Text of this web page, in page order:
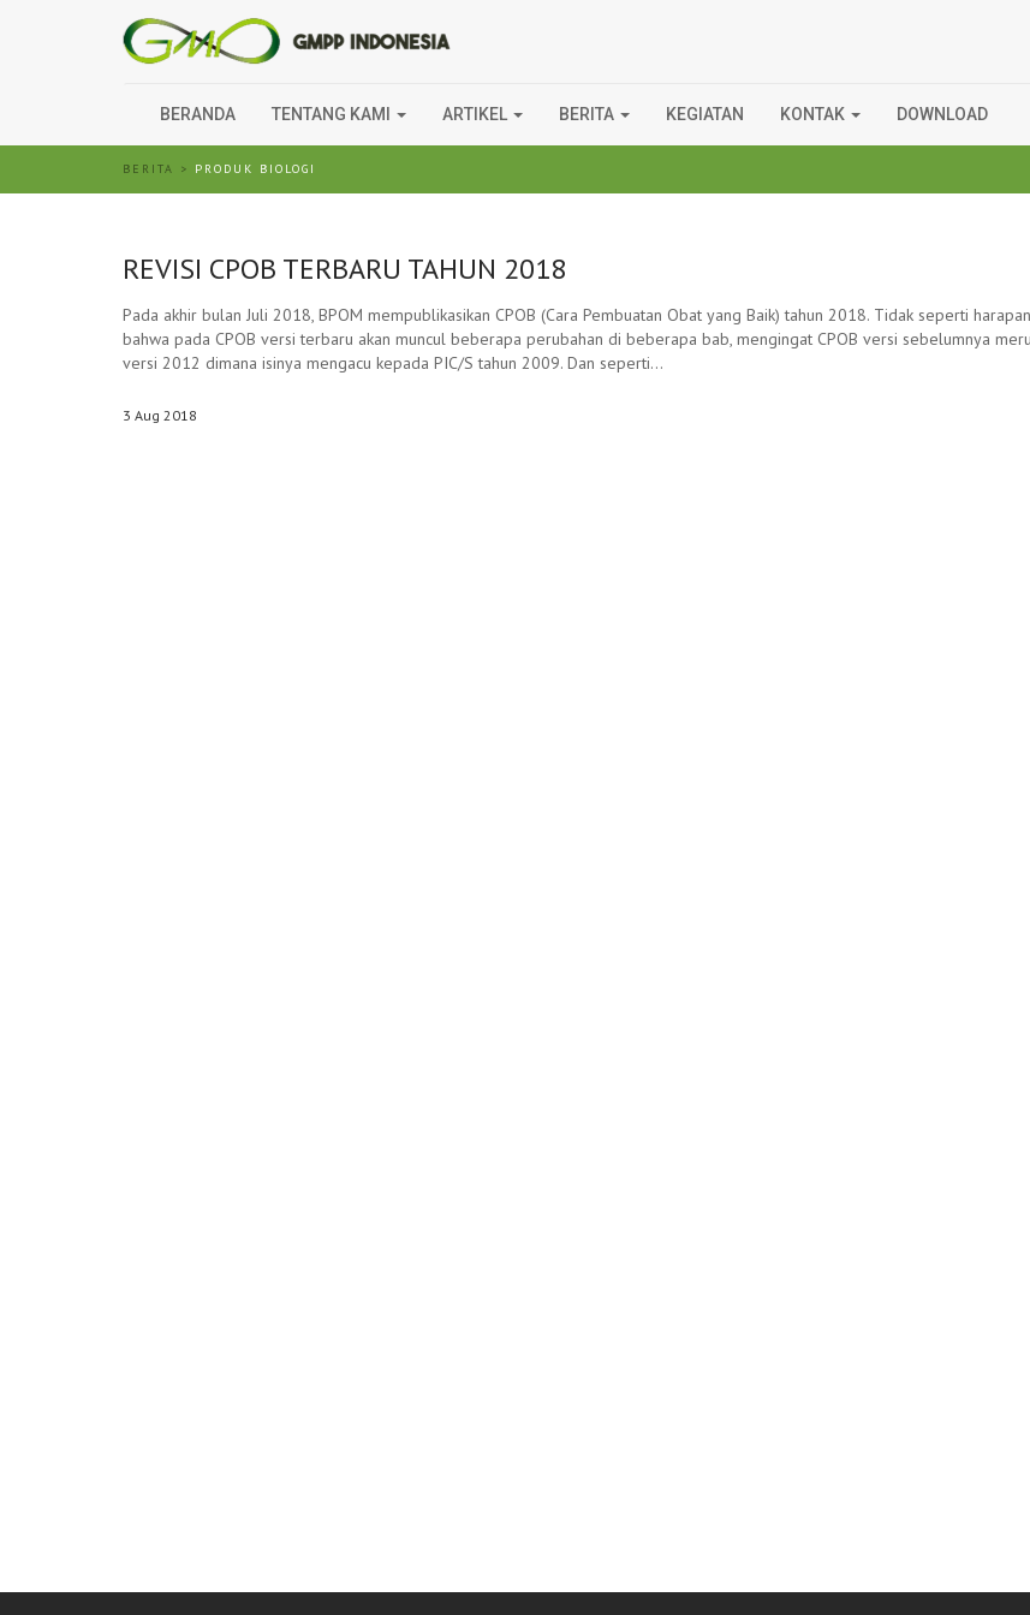
BERANDA TENTANG KAMI ARTIKEL BERITA KEGIATAN KONTAK DOWNLOAD
BERITA > PRODUK BIOLOGI
REVISI CPOB TERBARU TAHUN 2018
Pada akhir bulan Juli 2018, BPOM mempublikasikan CPOB (Cara Pembuatan Obat yang Baik) tahun 2018. Tidak seperti
bahwa pada CPOB versi terbaru akan muncul beberapa perubahan di beberapa bab, mengingat CPOB versi sebelumnya
versi 2012 dimana isinya mengacu kepada PIC/S tahun 2009. Dan seperti…
3 Aug 2018